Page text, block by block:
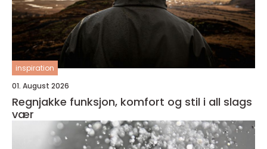
inspiration
01. August 2026
Regnjakke funksjon, komfort og stil i all slags
vær